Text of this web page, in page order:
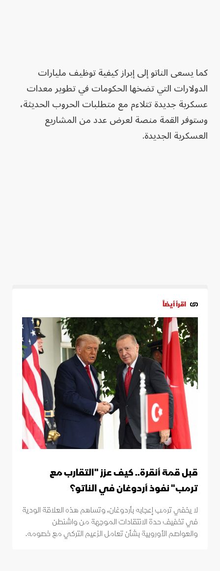
كما يسعى الناتو إلى إبراز كيفية توظيف مليارات
الدولارات التي تضخها الحكومات في تطوير معدات
عسكرية جديدة تتلاءم مع متطلبات الحروب الحديثة،
وستوفر القمة منصة لعرض عدد من المشاريع
العسكرية الجديدة.
اقرأ أيضاً
قبل قمة أنقرة.. كيف عزز "التقارب مع
ترمب" نفوذ أردوغان في الناتو؟
لا يخفي ترمب إعجابه بأردوغان، وتساهم هذه العلاقة الودية
في تخفيف حدة الانتقادات الموجهة من واشنطن
والعواصم الأوروبية بشأن تعامل الزعيم التركي مع خصومه.